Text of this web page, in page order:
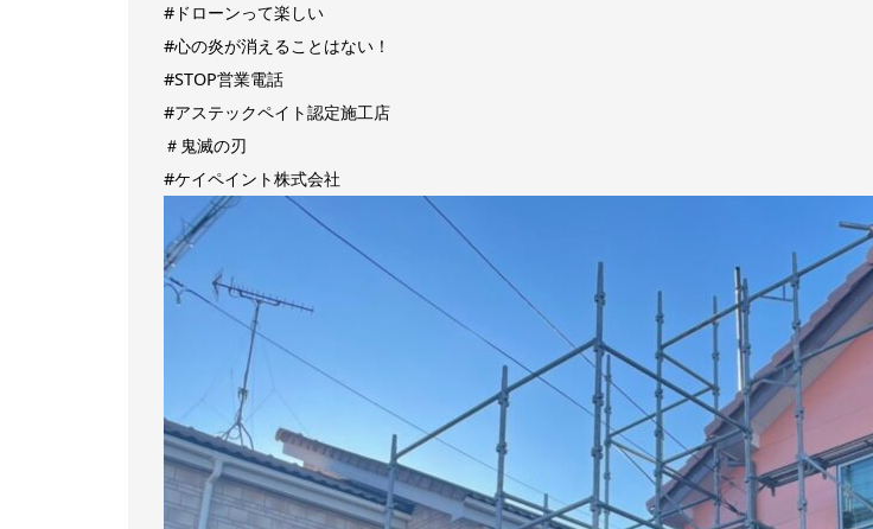
#ドローンって楽しい
#心の炎が消えることはない！
#STOP営業電話
#アステックペイト認定施工店
＃鬼滅の刃
#ケイペイント株式会社